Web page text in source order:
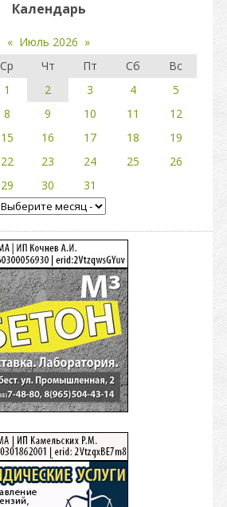
Календарь
« Июль 2026 »
Ср Чт Пт Сб
Вс
1
2 3 4
5
8 9 10 11
12
15 16 17 18
19
22 23 24 25
26
29 30 31